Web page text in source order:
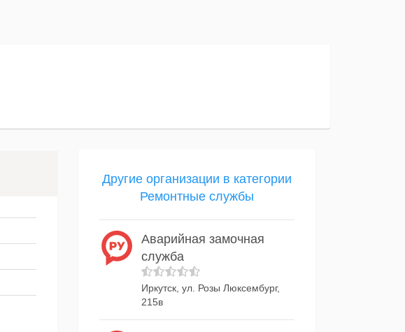
Другие организации в категории
Ремонтные службы
Аварийная замочная
служба
Иркутск, ул. Розы Люксембург,
215в